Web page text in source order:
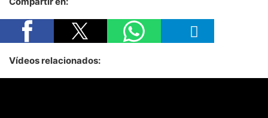
Vídeos relacionados: